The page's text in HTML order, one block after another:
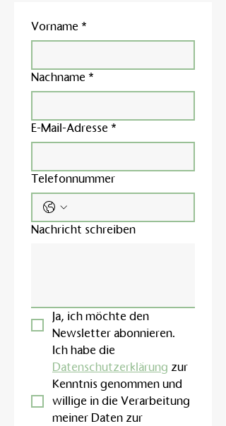
Vorname *
Nachname *
E-Mail-Adresse *
Telefonnummer
Nachricht schreiben
Ja, ich möchte den
Newsletter abonnieren.
Datenschutzerklärung zur
Kenntnis genommen und
willige in die Verarbeitung
meiner Daten zur